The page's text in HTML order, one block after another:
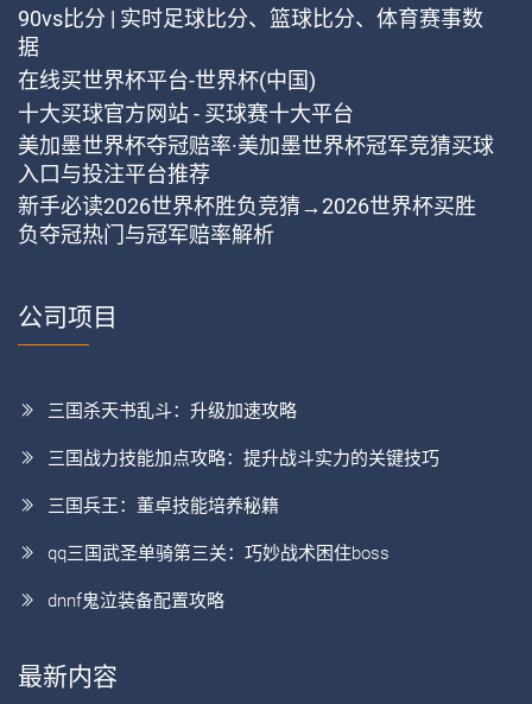
90vs比分 | 实时足球比分、篮球比分、体育赛事数
据
在线买世界杯平台-世界杯(中国)
十大买球官方网站 - 买球赛十大平台
美加墨世界杯夺冠赔率·美加墨世界杯冠军竞猜买球
入口与投注平台推荐
新手必读2026世界杯胜负竞猜→2026世界杯买胜
负夺冠热门与冠军赔率解析
公司项目
三国杀天书乱斗：升级加速攻略
三国战力技能加点攻略：提升战斗实力的关键技巧
三国兵王：董卓技能培养秘籍
qq三国武圣单骑第三关：巧妙战术困住boss
dnnf鬼泣装备配置攻略
最新内容